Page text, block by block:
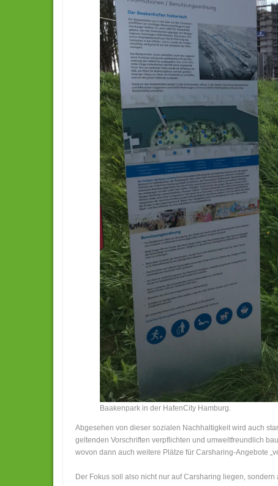
Baakenpark in der HafenCity Hamburg.
Abgesehen von dieser sozialen Nachhaltigkeit wird auch
geltenden Vorschriften verpflichten und umweltfreundlich
wovon dann auch weitere Plätze für Carsharing-Angebote
Der Fokus soll also nicht nur auf Carsharing liegen,